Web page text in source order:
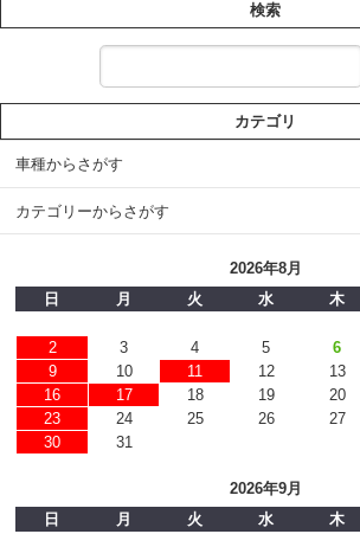
検索
カテゴリ
車種からさがす
カテゴリーからさがす
2026年8月
日
月 火 水 木
2
3 4 5 6
9
10 11 12 13
16
17 18 19 20
23
24 25 26 27
30
31
2026年9月
日
月 火 水 木